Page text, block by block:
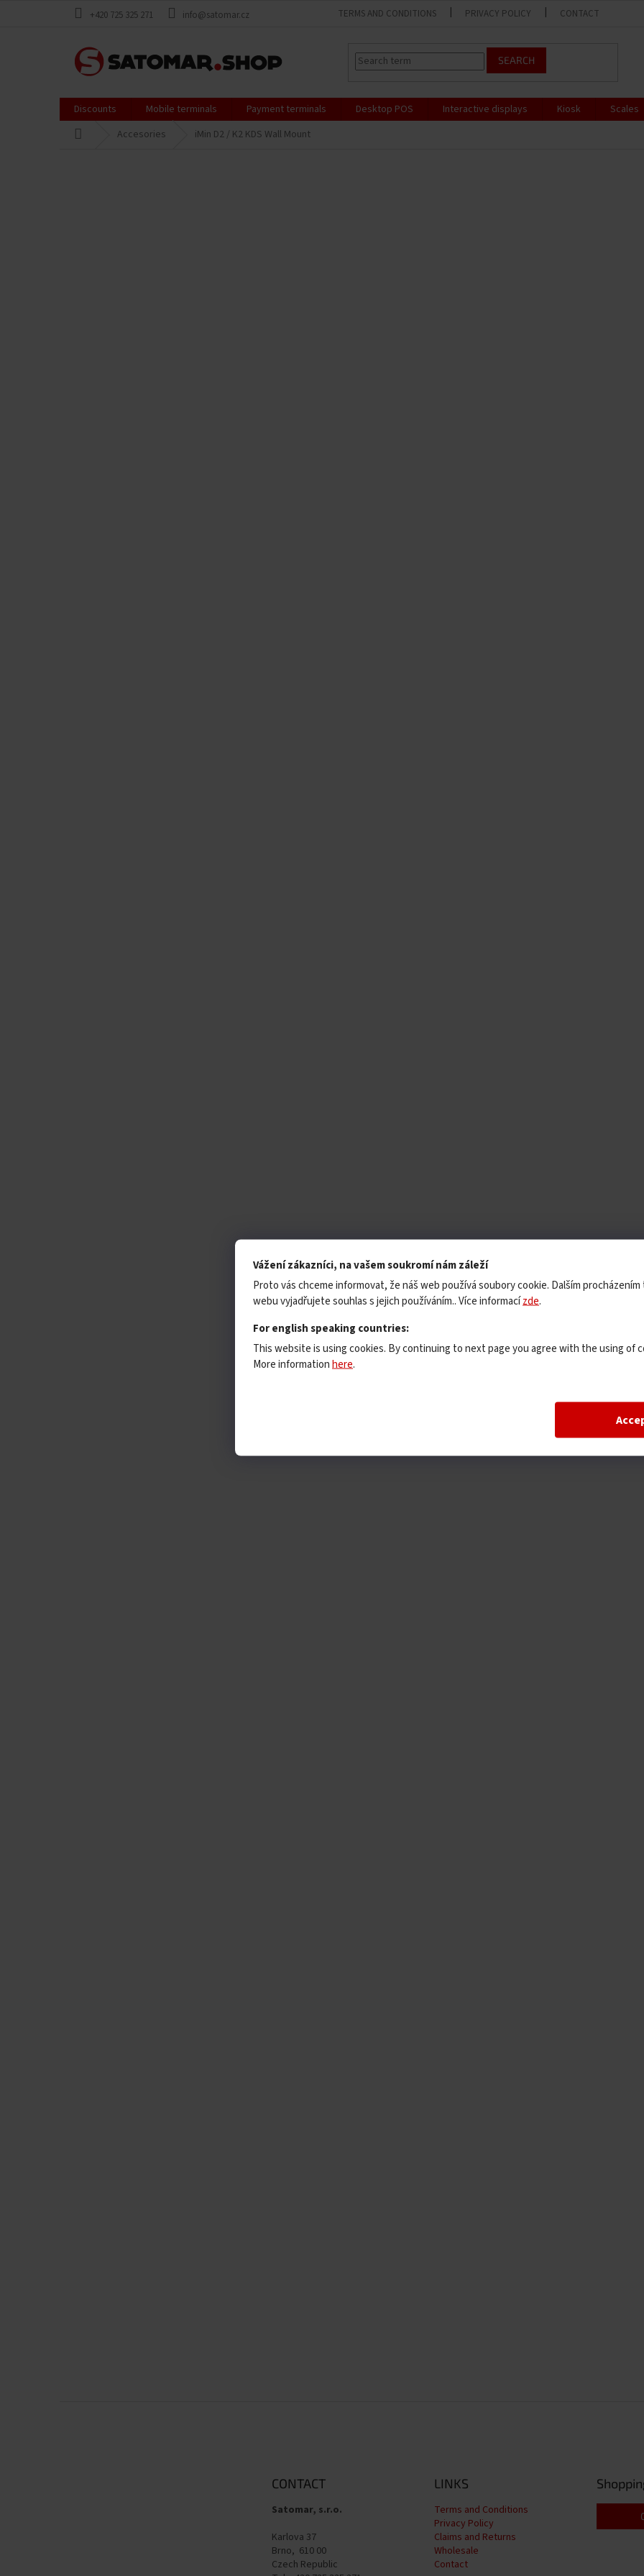
Vážení zákazníci, na vašem soukromí nám záleží
Proto vás chceme informovat, že náš web používá soubory cookie. Dalším
webu vyjadřujete souhlas s jejich používáním.. Více informacízde.
For english speaking countries:
This website is using cookies. By continuing to next page you agree with the using of
More informationhere.
+420 725 325 271 info@satomar.cz TERMS AND CONDITIONS PRIVACY POLICY CONTACT
SEARCH
Discounts Mobile terminals Payment terminals Desktop POS Interactive displays Kiosk Scales
Accesories iMin D2 / K2 KDS Wall Mount
CONTACT
Satomar, s.r.o.
Karlova 37
Brno, 610 00
Czech Republic
LINKS
Terms and Conditions
Privacy Policy
Claims and Returns
Wholesale
Contact